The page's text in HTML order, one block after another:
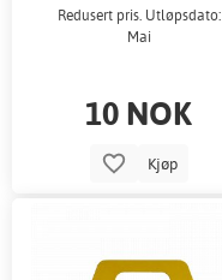
Redusert pris. Utløpsdato:
Mai
10 NOK
Kjøp